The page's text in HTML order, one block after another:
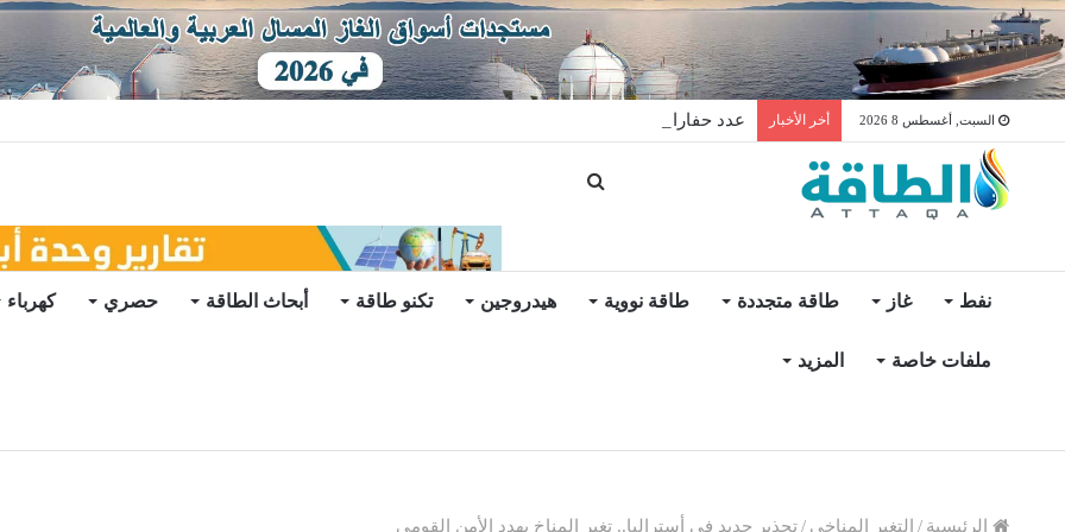
السبت, أغسطس 8 2026 أخر الأخبار عدد حفارات النفط في الولايات المتحدة يرتفع 3 في أسبوع
نفط غاز طاقة متجددة طاقة نووية هيدروجين تكنو طاقة أبحاث الطاقة حصري كهرباء
ملفات خاصة المزيد
الرئيسية / التغير المناخي /تحذير جديد في أستراليا.. تغير المناخ يهدد الأمن القومي